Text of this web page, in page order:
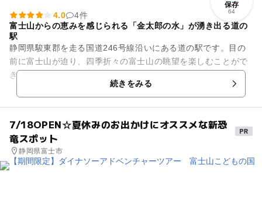
保存
64
4.0
4件
富士山からの恵みを感じられる「金太郎の水」が湧き出る道の
駅
静岡県駿東郡を走る国道246号線沿いにある道の駅です。目の
前に富士山が迫り、四季折々の富士山の眺望を楽しむことがで
きます。周辺には若者に人気の富士スピードウェイや桜名所百
選の富士霊園などがありま...続きをみる
7/18OPEN☆夏休みのお出かけにオススメな新恐
竜スポット
静岡県富士市